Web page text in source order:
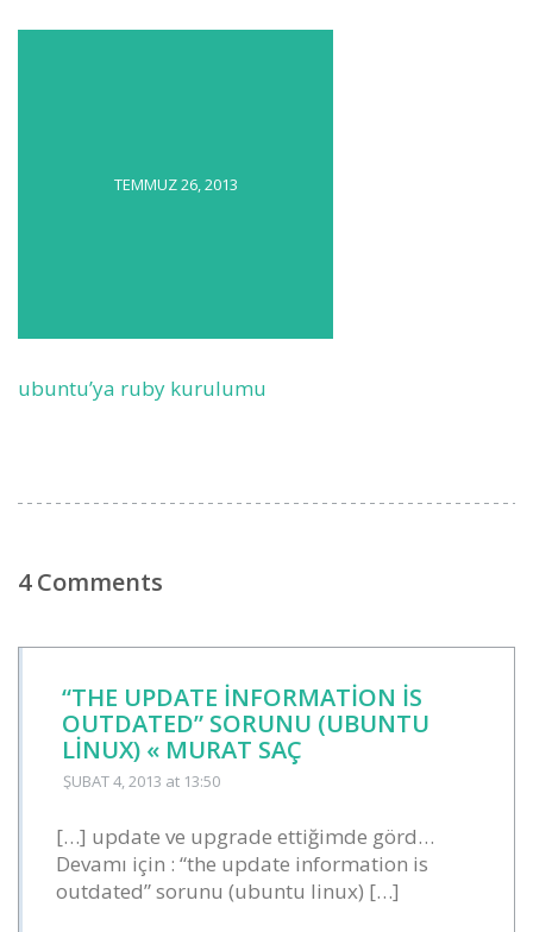
TEMMUZ 26, 2013
ubuntu’ya ruby kurulumu
4 Comments
“THE UPDATE INFORMATION IS
OUTDATED” SORUNU (UBUNTU
LINUX) « MURAT SAÇ
ŞUBAT 4, 2013 at 13:50
[…] update ve upgrade ettiğimde görd…
Devamı için : “the update information is
outdated” sorunu (ubuntu linux) […]